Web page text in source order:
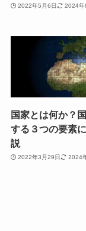
2022年5月6日 2024年
国家とは何か？
する３つの要素
説
2022年3月29日 2024